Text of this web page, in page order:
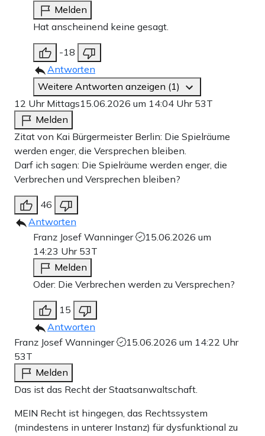
Melden
Hat anscheinend keine gesagt.
-18
Antworten
Weitere Antworten anzeigen (1)
12 Uhr Mittags15.06.2026 um 14:04 Uhr 53T
Melden
Zitat von Kai Bürgermeister Berlin: Die Spielräume
werden enger, die Versprechen bleiben.
Darf ich sagen: Die Spielräume werden enger, die
Verbrechen und Versprechen bleiben?
46
Antworten
Franz Josef Wanninger
15.06.2026 um
14:23 Uhr 53T
Melden
Oder: Die Verbrechen werden zu Versprechen?
15
Antworten
Franz Josef Wanninger
15.06.2026 um 14:22 Uhr
53T
Melden
Das ist das Recht der Staatsanwaltschaft.
MEIN Recht ist hingegen, das Rechtssystem
(mindestens in unterer Instanz) für dysfunktional zu